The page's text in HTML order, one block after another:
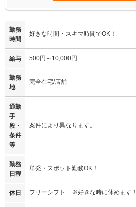
勤務
時間
好きな時間・スキマ時間でOK！
給与 500円～10,000円
勤務
地
完全在宅/店舗
通勤
手
段・
条件
等
案件により異なります。
勤務
日程
単発・スポット勤務OK！
休日 フリーシフト ※好きな時に休めます！